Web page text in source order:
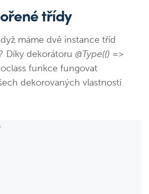
třídy
máme dvě instance tříd
Díky dekorátoru @Type(() =>
funkce fungovat
dekorovaných vlastností